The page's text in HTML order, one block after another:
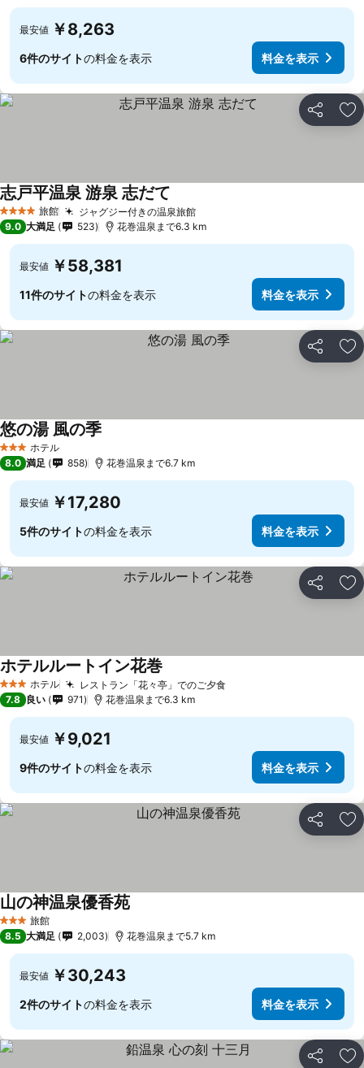
最安値 ￥8,263
6件のサイトの料金を表示 料金を表示
シェア お
4 ホテルのランク
旅館 ジャグジー付きの温泉旅館
志戸平温泉 游泉 志だて
9.0 大満足 523 花巻温泉まで6.3 km
最安値 ￥58,381
11件のサイトの料金を表示 料金を表示
シェア お
3 ホテルのランク
ホテル
悠の湯 風の季
8.0 満足 858 花巻温泉まで6.7 km
最安値 ￥17,280
5件のサイトの料金を表示 料金を表示
シェア お
3 ホテルのランク
ホテル レストラン「花々亭」でのご夕食
ホテルルートイン花巻
7.8 良い 971 花巻温泉まで6.3 km
最安値 ￥9,021
9件のサイトの料金を表示 料金を表示
シェア お
3 ホテルのランク
旅館
山の神温泉優香苑
8.5 大満足 2,003 花巻温泉まで5.7 km
最安値 ￥30,243
2件のサイトの料金を表示 料金を表示
シェア お